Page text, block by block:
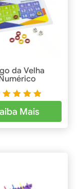
da Velha
o
de 5
Mais